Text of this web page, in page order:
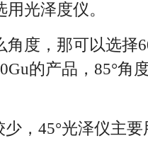
光泽度仪。
，那可以选择
的产品，85°角
，45°光泽仪主要